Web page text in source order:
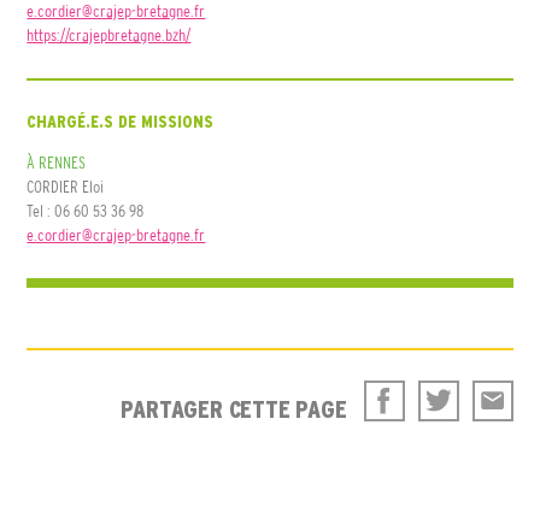
e.cordier@crajep-bretagne.fr
https://crajepbretagne.bzh/
CHARGÉ.E.S DE MISSIONS
À RENNES
CORDIER Eloi
Tel : 06 60 53 36 98
e.cordier@crajep-bretagne.fr
PARTAGER CETTE PAGE